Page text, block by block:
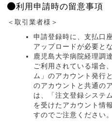
利用申請時の留意事項
＜取引業者様＞
申請登録時に、支払口
アップロードが必要と
鹿児島大学病院経理調
ご利用されている場合
ム」のアカウント発行
のアカウントと共通の
は、「注文登録システ
を受けたアカウント情
すのでご注意ください。